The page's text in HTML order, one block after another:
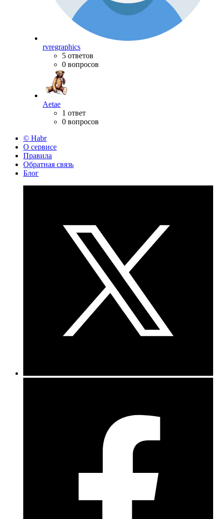
rvregraphics
5 ответов
0 вопросов
Aetae
1 ответ
0 вопросов
© Habr
О сервисе
Правила
Обратная связь
Блог